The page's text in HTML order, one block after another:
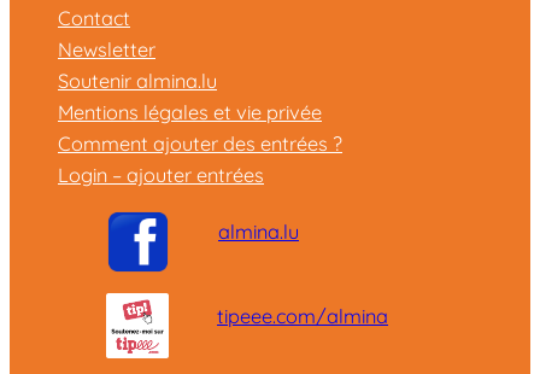
Contact
Newsletter
Soutenir almina.lu
Mentions légales et vie privée
Comment ajouter des entrées ?
Login – ajouter entrées
almina.lu
tipeee.com/almina